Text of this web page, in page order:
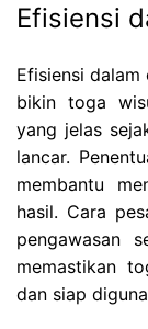
Efisiensi
Efisiensi
bikin toga
yang jelas
lancar.
membantu
hasil. Cara
pengawasan
memastikan
dan siap